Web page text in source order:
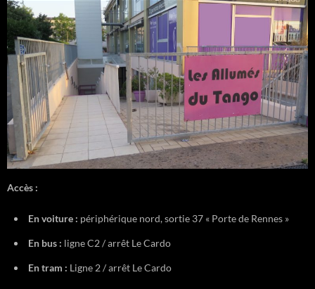
Accès :
En voiture : périphérique nord, sortie 37 « Porte de Rennes »
En bus : ligne C2 / arrêt Le Cardo
En tram : Ligne 2 / arrêt Le Cardo